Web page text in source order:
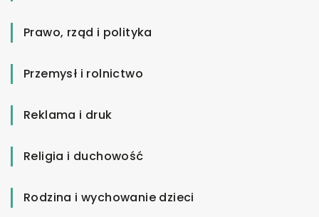
Prawo, rząd i polityka
Przemysł i rolnictwo
Reklama i druk
Religia i duchowość
Rodzina i wychowanie dzieci